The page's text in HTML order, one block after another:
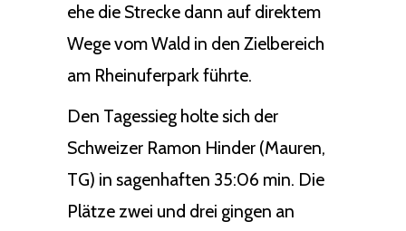
ehe die Strecke dann auf direktem
Wege vom Wald in den Zielbereich
am Rheinuferpark führte.
Den Tagessieg holte sich der
Schweizer Ramon Hinder (Mauren,
TG) in sagenhaften 35:06 min. Die
Plätze zwei und drei gingen an